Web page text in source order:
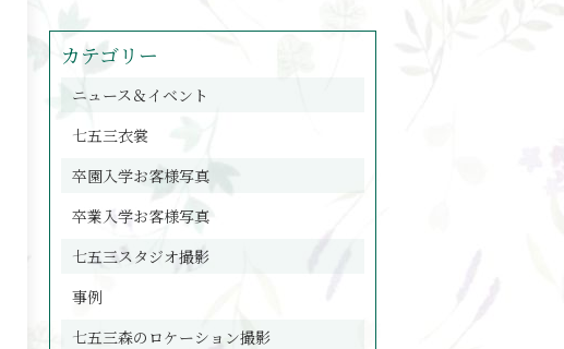
カテゴリー
ニュース＆イベント
七五三衣裳
卒園入学お客様写真
卒業入学お客様写真
七五三スタジオ撮影
事例
七五三森のロケーション撮影